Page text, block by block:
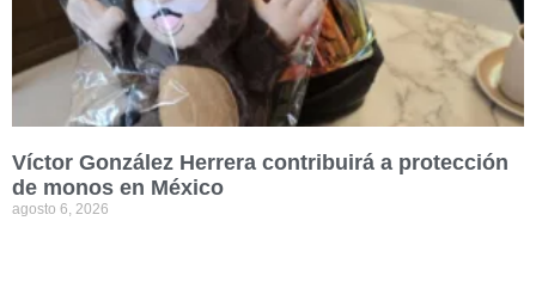
Víctor González Herrera contribuirá a protección
de monos en México
agosto 6, 2026